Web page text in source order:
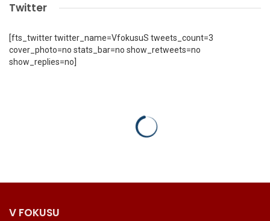
Twitter
[fts_twitter twitter_name=VfokusuS tweets_count=3
cover_photo=no stats_bar=no show_retweets=no
show_replies=no]
V FOKUSU